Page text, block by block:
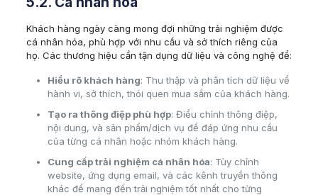
Khách hàng ngày càng mong đợi những trải nghiệm được
cá nhân hóa, phù hợp với nhu cầu và sở thích riêng của
họ. Các thương hiệu cần tận dụng dữ liệu và công nghệ để:
Hiểu rõ khách hàng: Thu thập và phân tích dữ liệu về
hành vi, sở thích, thói quen mua sắm của khách hàng.
Tạo ra thông điệp phù hợp: Điều chỉnh thông điệp,
nội dung, và sản phẩm/dịch vụ để đáp ứng nhu cầu
của từng cá nhân hoặc nhóm khách hàng.
Cung cấp trải nghiệm cá nhân hóa: Tùy chỉnh
website, ứng dụng email, và các kênh truyền thông
khác để mang đến trải nghiệm tốt nhất cho từng